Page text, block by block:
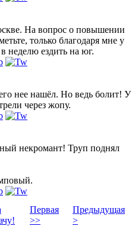
На вопрос о повышении
только благодаря мне у
неделю ездить на юг.
нее нашёл. Но ведь болит! У
через жопу.
некромант! Труп поднял
Первая
>>
Предыдущая
>